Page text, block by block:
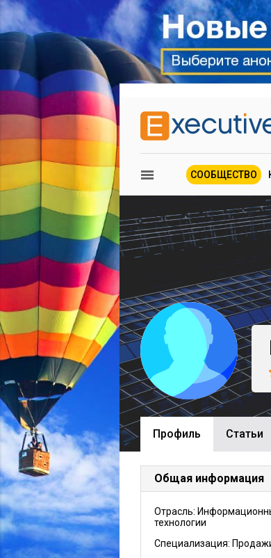
СООБЩЕСТВО
Профиль Cтатьи
Общая информация
Отрасль:
технологии
Специализация: